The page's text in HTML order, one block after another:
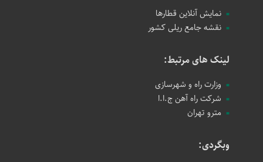
نمایش آنلاین قطارها
نقشه جامع ریلی کشور
لینک های مرتبط:
وزارت راه و شهرسازی
شرکت راه آهن ج.ا.ا
مترو تهران
وبگردی: